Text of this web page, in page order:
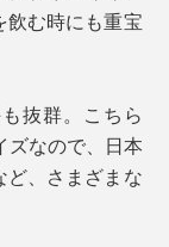
飲む時にも重宝
抜群。こちら
ズなので、日本
、さまざまな